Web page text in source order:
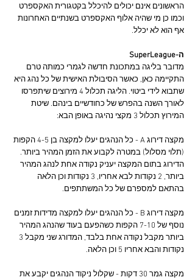
הראשונים אינם יכולים להיכלל בקטגורית האקספרט
וכמו כן מי שהיה אלוף האקספרט בשנתיים האחרונות
אף הוא לא יכלל.
ה-SuperLeague
מדובר בליגה במתכונת חדשה לגמרי כמותה טרם
התקיימה כאן, כאשר הסיבולת האישית של כל נהג היא
שתבוא לידי ביטוי. הליגה תכלול 4 מירוצים שיתפרסו
לאורך השנה בהפרש של כחודשיים בינהם. שיטת
המירוץ תכלול 3 מקצי נהיגה באופן הבא:
מקצה דירוג A - כל הנהגים יעלו למקצה בן 4-5 הקפות
(תלוי מסלול) במטרה לקבוע את הזמן המהיר ביותר.
הדירוג בתום המקצה יעניק נקודה אחת לנהג המהיר
ביותר, 2 נקודות לבא אחריו, 3 נקודות וכן הלאה
בהתאם למספרם של כל המשתתפים.
מקצה דירוג B - כל הנהגים יעלו למקצה מדידות זמנים
נוסף של 7-10 הקפות כשהפעם בעוד שהנהג המהיר
נקודות והבא אחריו 5 וכן הלאה.
מקצה גמר 30 דקות - שקלול ניקוד הנהגים יקבע את